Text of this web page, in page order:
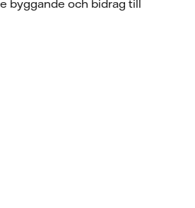
byggande och bidrag till